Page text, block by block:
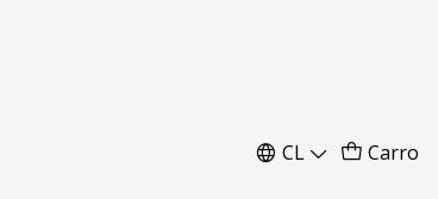
CL Carro